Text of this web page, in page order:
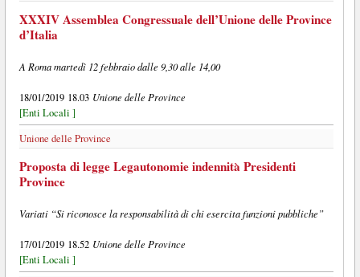
XXXIV Assemblea Congressuale dell’Unione delle Province
d’Italia
A Roma martedì 12 febbraio dalle 9,30 alle 14,00
18/01/2019 18.03 Unione delle Province
[Enti Locali ]
Unione delle Province
Proposta di legge Legautonomie indennità Presidenti
Province
Variati “Si riconosce la responsabilità di chi esercita funzioni pubbliche”
17/01/2019 18.52 Unione delle Province
[Enti Locali ]